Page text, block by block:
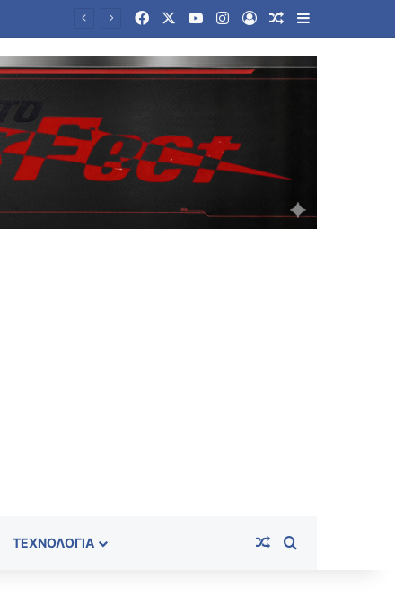
FacebookYouTubeInstagram
Log InRandom Article
Sidebar
ΤΕΧΝΟΛΟΓΊΑ Random Article